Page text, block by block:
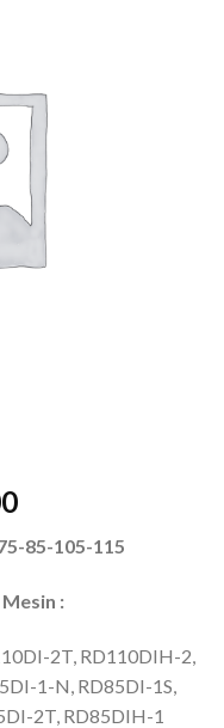
85-105-115
:
2T, RD110DIH-2,
1-N, RD85DI-1S,
2T, RD85DIH-1